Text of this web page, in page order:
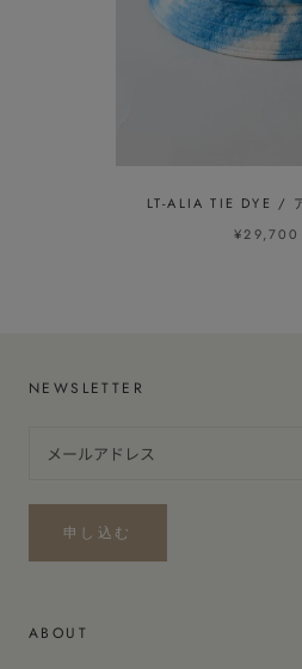
LT-ALIA TIE DYE /
¥29,700
NEWSLETTER
申し込む
ABOUT